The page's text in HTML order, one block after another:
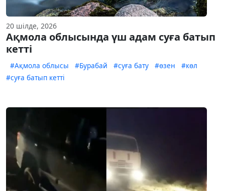
20 шілде, 2026
Ақмола облысында үш адам суға батып
кетті
#Ақмола облысы #Бурабай #суға бату #өзен
#көл
#суға батып кетті